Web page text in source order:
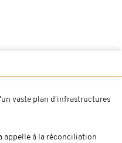
vaste plan d'infrastructures
appelle à la réconciliation